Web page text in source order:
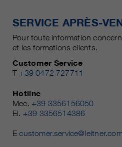
SERVICE APRÈS-
Pour toute information
et les formations clients.
Customer Service
T +39 0472 727711
Hotline
Mec. +39 3356156050
El. +39 3356514386
E